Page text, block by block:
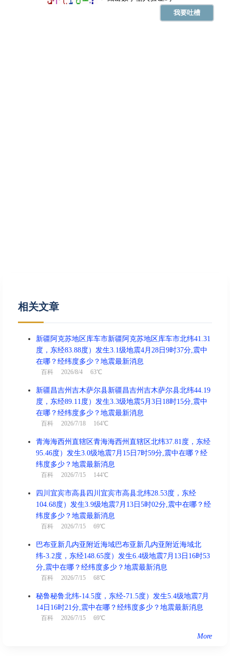
相关文章
新疆阿克苏地区库车市新疆阿克苏地区库车市北纬41.31
度，东经83.88度）发生3.1级地震4月28日9时37分,震中
在哪？经纬度多少？地震最新消息
百科 2026/8/4 63℃
新疆昌吉州吉木萨尔县新疆昌吉州吉木萨尔县北纬44.19
度，东经89.11度）发生3.3级地震5月3日18时15分,震中
在哪？经纬度多少？地震最新消息
百科 2026/7/18 164℃
青海海西州直辖区青海海西州直辖区北纬37.81度，东经
95.46度）发生3.0级地震7月15日7时59分,震中在哪？经
纬度多少？地震最新消息
百科 2026/7/15 144℃
四川宜宾市高县四川宜宾市高县北纬28.53度，东经
104.68度）发生3.9级地震7月13日5时02分,震中在哪？经
纬度多少？地震最新消息
百科 2026/7/15 69℃
巴布亚新几内亚附近海域巴布亚新几内亚附近海域北
纬-3.2度，东经148.65度）发生6.4级地震7月13日16时53
分,震中在哪？经纬度多少？地震最新消息
百科 2026/7/15 68℃
秘鲁秘鲁北纬-14.5度，东经-71.5度）发生5.4级地震7月
14日16时21分,震中在哪？经纬度多少？地震最新消息
百科 2026/7/15 69℃
More